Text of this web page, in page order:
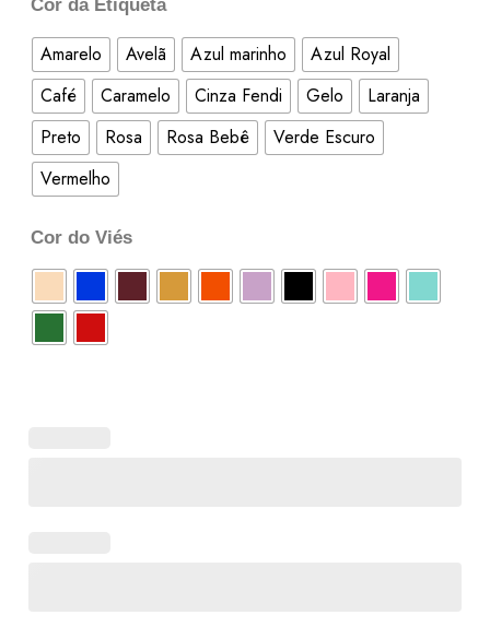
Cor da Etiqueta
Amarelo Avelã Azul marinho
Azul Royal
Café
Caramelo Cinza Fendi Gelo
Laranja
Preto
Rosa Rosa Bebê
Verde Escuro
Vermelho
Cor do Viés